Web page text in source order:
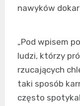
nawyków
„Pod wpisem
ludzi, którzy
rzucających
taki sposób
często